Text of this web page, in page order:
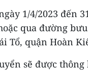
1/4/2023 đến
qua đường
Tổ, quận Hoàn
sẽ được